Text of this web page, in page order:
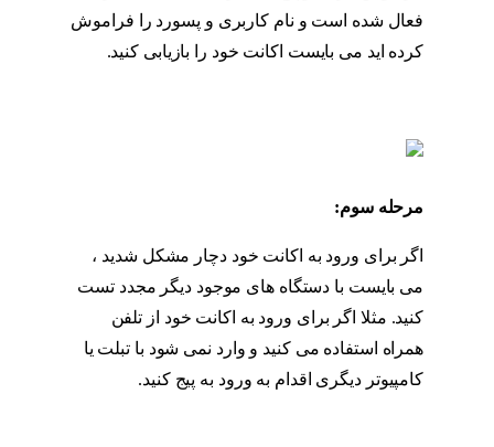
فعال شده است و نام کاربری و پسورد را فراموش
کرده اید می بایست اکانت خود را بازیابی کنید.
مرحله سوم:
اگر برای ورود به اکانت خود دچار مشکل شدید ،
می بایست با دستگاه های موجود دیگر مجدد تست
کنید. مثلا اگر برای ورود به اکانت خود از تلفن
همراه استفاده می کنید و وارد نمی شود با تبلت یا
کامپیوتر دیگری اقدام به ورود به پیج کنید.